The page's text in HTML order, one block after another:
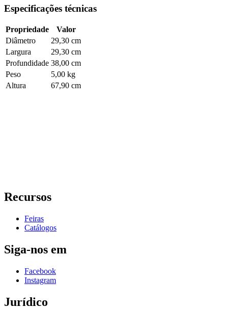
Especificações técnicas
Propriedade
Valor
Diâmetro
29,30 cm
Largura
29,30 cm
Profundidade 38,00 cm
Peso
5,00 kg
Altura
67,90 cm
Recursos
Feiras
Catálogos
Siga-nos em
Facebook
Instagram
Jurídico